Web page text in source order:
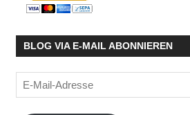
BLOG VIA E-MAIL ABONNIEREN
E-
Mail-